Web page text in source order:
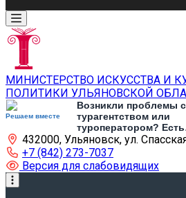
МИНИСТЕРСТВО ИСКУССТВА И
ПОЛИТИКИ УЛЬЯНОВСКОЙ
Решаем вместе
Возникли проблемы с
турагентством или
туроператором? Есть
предложения по
туризма и
инфраструктуры?
этом
432000, Ульяновск, ул.
+7 (842) 273-7037
Версия для слабовидящих